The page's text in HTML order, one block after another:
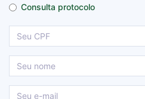
Consulta protocolo